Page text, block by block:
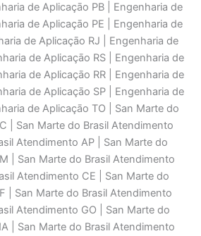
de Aplicaçāo PB | Engenharia de
de Aplicaçāo PE | Engenharia de
de Aplicaçāo RJ | Engenharia de
de Aplicaçāo RS | Engenharia de
de Aplicaçāo RR | Engenharia de
de Aplicaçāo SP | Engenharia de
de Aplicaçāo TO | San Marte do
| San Marte do Brasil Atendimento
Atendimento AP | San Marte do
| San Marte do Brasil Atendimento
Atendimento CE | San Marte do
| San Marte do Brasil Atendimento
Atendimento GO | San Marte do
| San Marte do Brasil Atendimento